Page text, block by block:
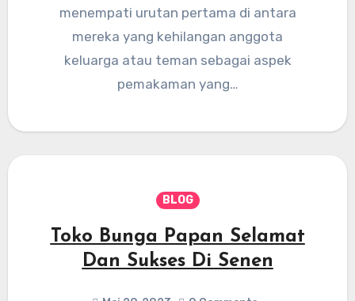
menempati urutan pertama di antara
mereka yang kehilangan anggota
keluarga atau teman sebagai aspek
pemakaman yang…
BLOG
Toko Bunga Papan Selamat
Dan Sukses Di Senen